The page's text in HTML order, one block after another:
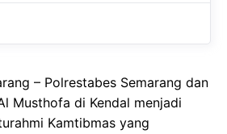
o
o
k
A
p
p
a
m
– Polrestabes Semarang dan
Musthofa di Kendal menjadi
Kamtibmas yang